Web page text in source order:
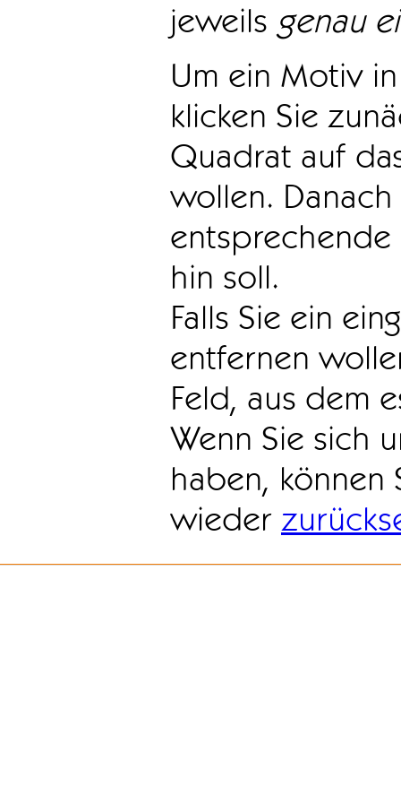
jeweils genau
Um ein Motiv
klicken Sie
Quadrat auf
wollen.
hin soll.
Falls Sie ein
entfernen
Feld, aus dem
Wenn Sie sich
haben, können
wieder